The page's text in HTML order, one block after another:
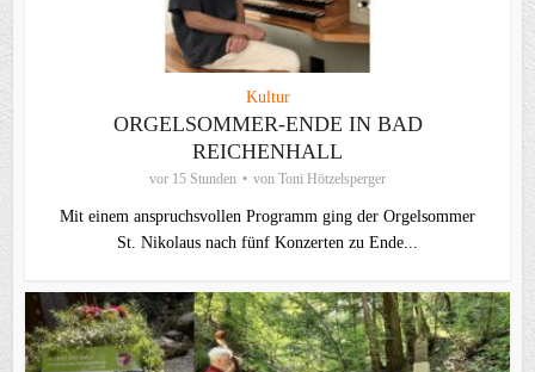
Kultur
ORGELSOMMER-ENDE IN BAD
REICHENHALL
vor 15 Stunden von Toni Hötzelsperger
Mit einem anspruchsvollen Programm ging der Orgelsommer
St. Nikolaus nach fünf Konzerten zu Ende...